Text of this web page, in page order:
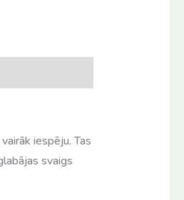
iespēju. Tas
svaigs